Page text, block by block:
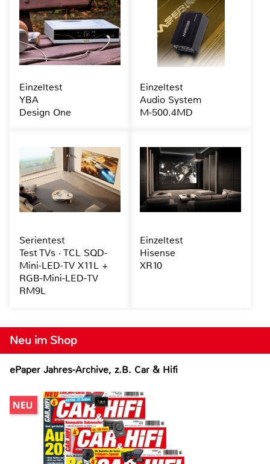
Neu im Shop
ePaper Jahres-Archive, z.B. Car & Hifi
Einzeltest
YBA
Design One
Einzeltest
Audio System
M-500.4MD
Serientest
Test TVs · TCL SQD-
Mini-LED-TV X11L +
RGB-Mini-LED-TV
RM9L
Einzeltest
Hisense
XR10